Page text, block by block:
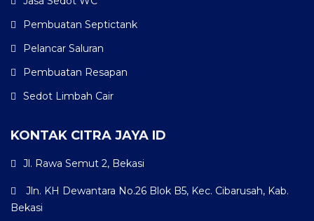
Pembuatan Septictank
Pelancar Saluran
Pembuatan Resapan
Sedot Limbah Cair
KONTAK CITRA JAYA ID
Jl. Rawa Semut 2, Bekasi
Jln. KH Dewantara No.26 Blok B5, Kec. Cibarusah, Kab.
Bekasi